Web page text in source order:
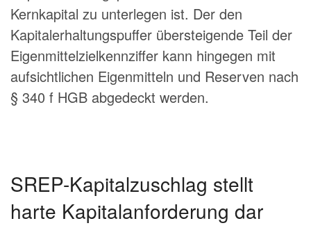
Kernkapital zu unterlegen ist. Der den
Kapitalerhaltungspuffer übersteigende Teil der
Eigenmittelzielkennziffer kann hingegen mit
aufsichtlichen Eigenmitteln und Reserven nach
§ 340 f HGB abgedeckt werden.
SREP-Kapitalzuschlag stellt
harte Kapitalanforderung dar